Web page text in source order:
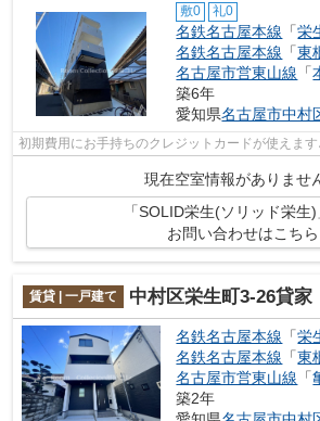
敷0 礼0
名鉄名古屋本線 「栄
名鉄名古屋本線 「東
名古屋市営東山線 「
築6年
愛知県名古屋市中村
初期費用にお手持ちのクレジットカードが使えます
現在空室情報がありませ
「SOLID栄生(ソリッド栄生
お問い合わせはこちら
賃貸 | 一戸建て 中村区栄生町3-26貸家
名鉄名古屋本線 「栄
名鉄名古屋本線 「東
名古屋市営東山線 「
築2年